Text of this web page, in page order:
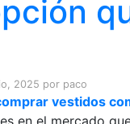
2025 por paco
vestidos
en el mercado